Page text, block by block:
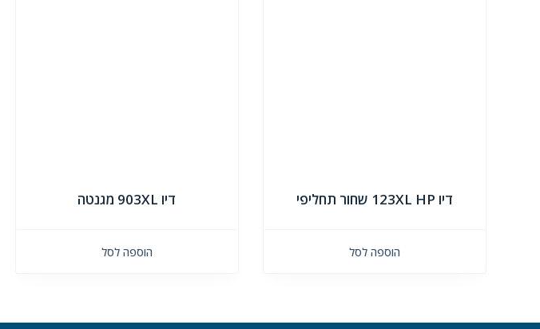
דיו 123XL HP שחור תחליפי
הוספה לסל
דיו 903XL מגנטה
הוספה לסל